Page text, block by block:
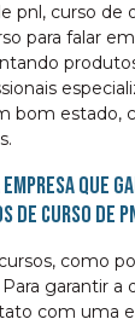
pnl, curso de
para falar
bom estado,
que
de curso de
como
garantir a
com uma